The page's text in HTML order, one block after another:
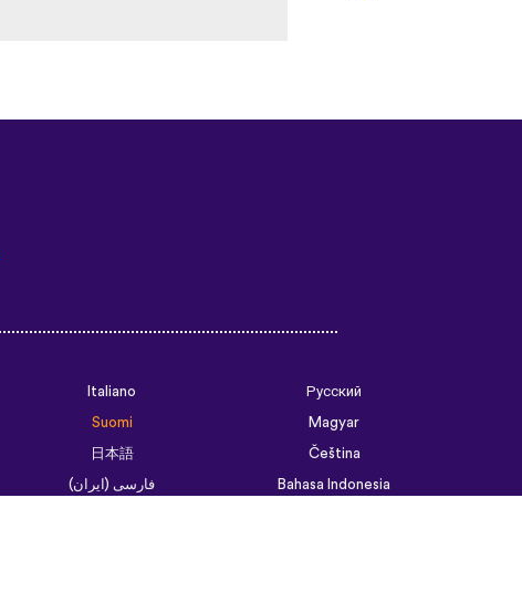
Italiano
Русский
Suomi
Magyar
日本語
Čeština
فارسی (ایران)
Bahasa Indonesia